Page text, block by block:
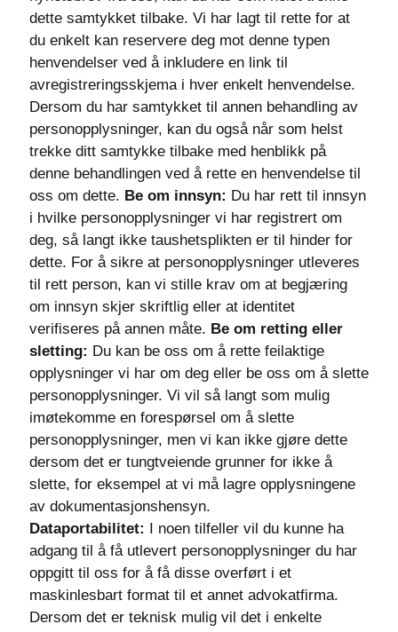
dette samtykket tilbake. Vi har lagt til rette for at
du enkelt kan reservere deg mot denne typen
henvendelser ved å inkludere en link til
avregistreringsskjema i hver enkelt henvendelse.
Dersom du har samtykket til annen behandling av
personopplysninger, kan du også når som helst
trekke ditt samtykke tilbake med henblikk på
denne behandlingen ved å rette en henvendelse til
oss om dette. Be om innsyn: Du har rett til innsyn
i hvilke personopplysninger vi har registrert om
deg, så langt ikke taushetsplikten er til hinder for
dette. For å sikre at personopplysninger utleveres
til rett person, kan vi stille krav om at begjæring
om innsyn skjer skriftlig eller at identitet
verifiseres på annen måte. Be om retting eller
sletting: Du kan be oss om å rette feilaktige
opplysninger vi har om deg eller be oss om å slette
personopplysninger. Vi vil så langt som mulig
imøtekomme en forespørsel om å slette
personopplysninger, men vi kan ikke gjøre dette
dersom det er tungtveiende grunner for ikke å
slette, for eksempel at vi må lagre opplysningene
av dokumentasjonshensyn.
Dataportabilitet: I noen tilfeller vil du kunne ha
adgang til å få utlevert personopplysninger du har
oppgitt til oss for å få disse overført i et
maskinlesbart format til et annet advokatfirma.
Dersom det er teknisk mulig vil det i enkelte